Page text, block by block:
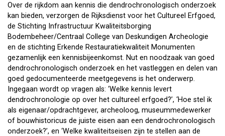
Over de rijkdom aan kennis die dendrochronologisch onderzoek
kan bieden, verzorgen de Rijksdienst voor het Cultureel Erfgoed,
de Stichting Infrastructuur Kwaliteitsborging
Bodembeheer/Centraal College van Deskundigen Archeologie
en de stichting Erkende Restauratiekwaliteit Monumenten
gezamenlijk een kennisbijeenkomst. Nut en noodzaak van goed
dendrochronologisch onderzoek en het vastleggen en delen van
goed gedocumenteerde meetgegevens is het onderwerp.
Ingegaan wordt op vragen als: ‘Welke kennis levert
dendrochronologie op over het cultureel erfgoed?’, ‘Hoe stel ik
als eigenaar/opdrachtgever, archeoloog, museummedewerker
of bouwhistoricus de juiste eisen aan een dendrochronologisch
onderzoek?’, en ‘Welke kwaliteitseisen zijn te stellen aan de